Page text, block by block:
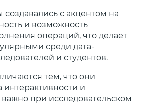
с акцентом на
и возможность
операций, что делает
среди дата-
и студентов.
тем, что они
и
важно при исследовательском